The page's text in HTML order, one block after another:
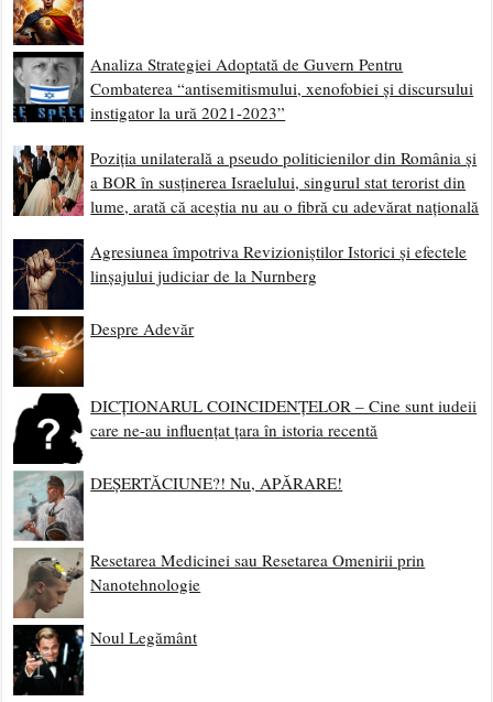
Analiza Strategiei Adoptată de Guvern Pentru
Combaterea “antisemitismului, xenofobiei și discursului
instigator la ură 2021-2023”
Poziția unilaterală a pseudo politicienilor din România și
a BOR în susținerea Israelului, singurul stat terorist din
lume, arată că aceștia nu au o fibră cu adevărat națională
Agresiunea împotriva Revizioniștilor Istorici și efectele
linșajului judiciar de la Nurnberg
Despre Adevăr
DICȚIONARUL COINCIDENȚELOR – Cine sunt iudeii
care ne-au influențat țara în istoria recentă
DEȘERTĂCIUNE?! Nu, APĂRARE!
Resetarea Medicinei sau Resetarea Omenirii prin
Nanotehnologie
Noul Legământ